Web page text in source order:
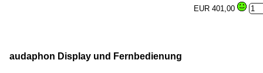
EUR 401,00
audaphon Display und Fernbedienung